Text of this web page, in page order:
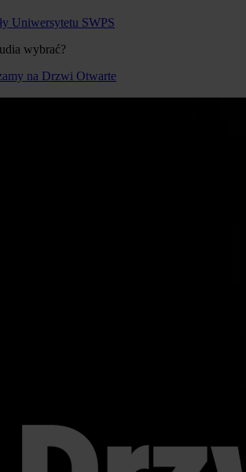
Uniwersytetu SWPS
wybrać?
na Drzwi Otwarte